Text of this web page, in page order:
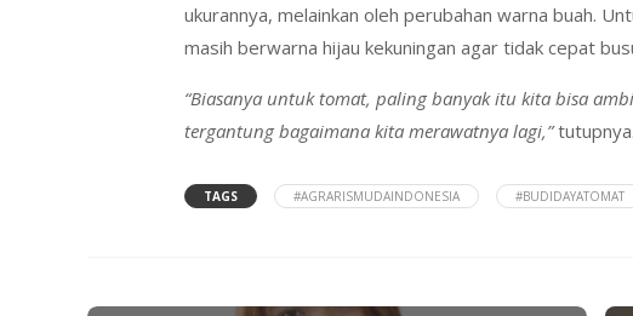
ukurannya, melainkan oleh perubahan warna buah.
masih berwarna hijau kekuningan agar tidak cepat
“Biasanya untuk tomat, paling banyak itu kita bisa
tergantung bagaimana kita merawatnya lagi,”
TAGS #AGRARISMUDAINDONESIA #BUDIDAYATOMAT